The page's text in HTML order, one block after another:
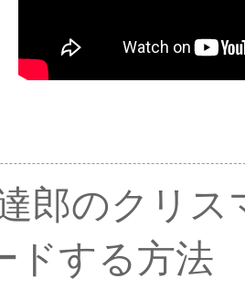
郎のクリ
ドする方法